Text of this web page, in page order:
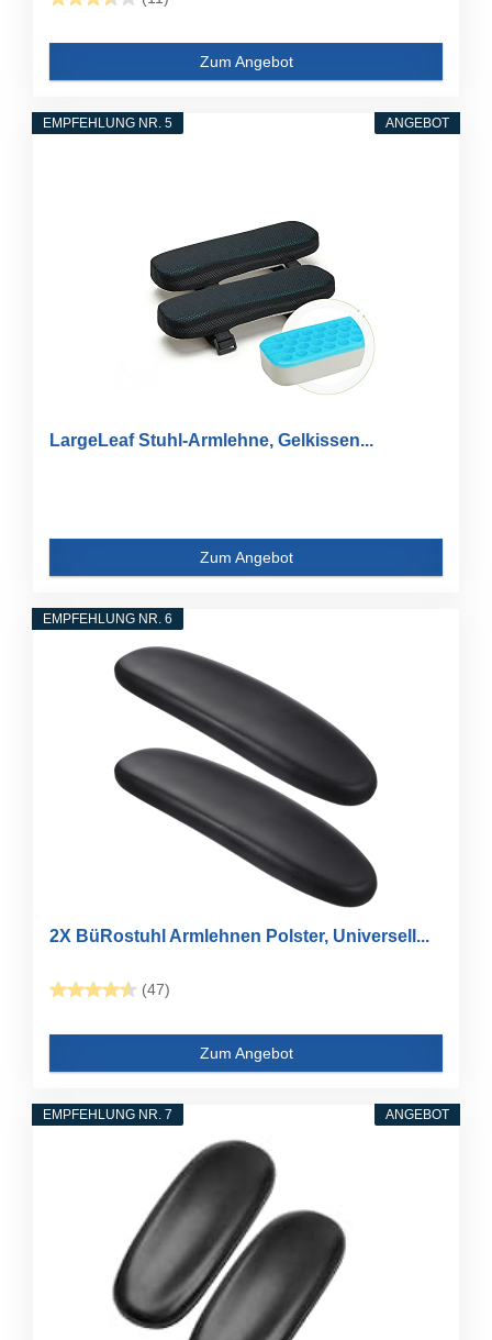
Zum Angebot
ANGEBOT
EMPFEHLUNG NR. 5
LargeLeaf Stuhl-Armlehne, Gelkissen...
Zum Angebot
EMPFEHLUNG NR. 6
2X BüRostuhl Armlehnen Polster, Universell...
(47)
Zum Angebot
ANGEBOT
EMPFEHLUNG NR. 7